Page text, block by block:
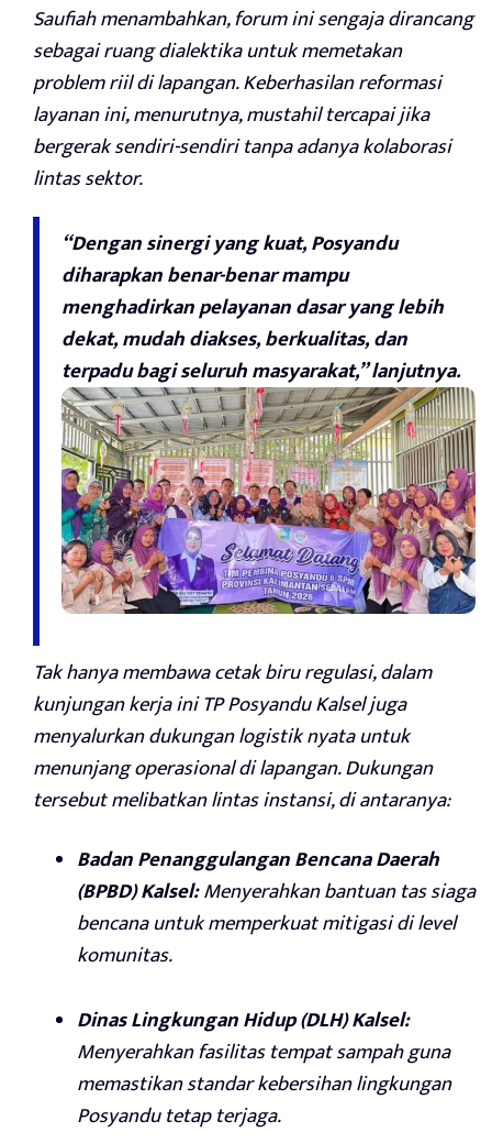
Saufiah menambahkan, forum ini sengaja dirancang
sebagai ruang dialektika untuk memetakan
problem riil di lapangan. Keberhasilan reformasi
layanan ini, menurutnya, mustahil tercapai jika
bergerak sendiri-sendiri tanpa adanya kolaborasi
lintas sektor.
“Dengan sinergi yang kuat, Posyandu
diharapkan benar-benar mampu
menghadirkan pelayanan dasar yang lebih
dekat, mudah diakses, berkualitas, dan
terpadu bagi seluruh masyarakat,” lanjutnya.
Tak hanya membawa cetak biru regulasi, dalam
kunjungan kerja ini TP Posyandu Kalsel juga
menyalurkan dukungan logistik nyata untuk
menunjang operasional di lapangan. Dukungan
tersebut melibatkan lintas instansi, di antaranya:
Badan Penanggulangan Bencana Daerah
(BPBD) Kalsel:Menyerahkan bantuan tas siaga
bencana untuk memperkuat mitigasi di level
komunitas.
Dinas Lingkungan Hidup (DLH) Kalsel:
Menyerahkan fasilitas tempat sampah guna
memastikan standar kebersihan lingkungan
Posyandu tetap terjaga.